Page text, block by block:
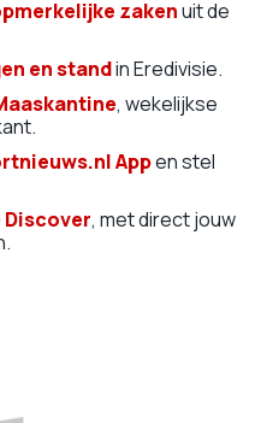
zakenuit de
en standin Eredivisie.
, wekelijkse
Appen stel
Discover, met direct jouw